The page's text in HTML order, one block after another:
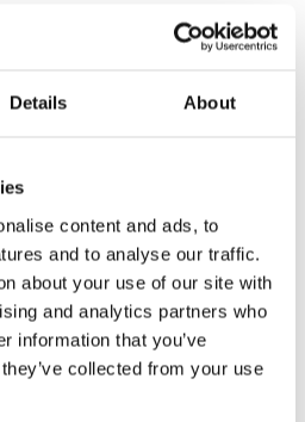
Details About
content and ads, to
and to analyse our traffic.
about your use of our site with
and analytics partners who
information that you’ve
collected from your use
en passende
zijn niet
die door de
zijn verstrekt, voor hun
gegevensverwerkers
zich buiten de EU of de
garandeert de
het beschermingsniveau
controleren of de Europese
aangenomen over het
dat wordt geboden door
of